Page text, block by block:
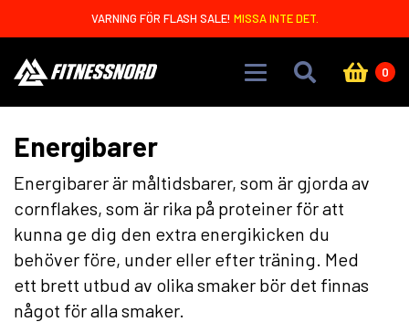
VARNING FÖR FLASH SALE! MISSA INTE DET.
0
Energibarer
Energibarer är måltidsbarer, som är gjorda av
cornflakes, som är rika på proteiner för att
kunna ge dig den extra energikicken du
behöver före, under eller efter träning. Med
ett brett utbud av olika smaker bör det finnas
något för alla smaker.